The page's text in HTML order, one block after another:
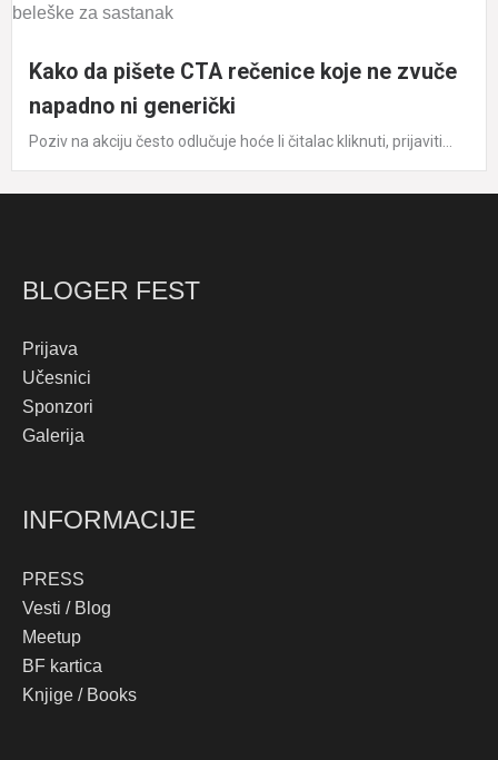
Kako da pišete CTA rečenice koje ne zvuče
napadno ni generički
Poziv na akciju često odlučuje hoće li čitalac kliknuti, prijaviti...
BLOGER FEST
Prijava
Učesnici
Sponzori
Galerija
INFORMACIJE
PRESS
Vesti / Blog
Meetup
BF kartica
Knjige / Books